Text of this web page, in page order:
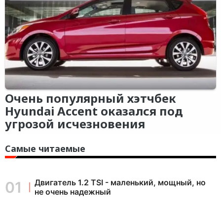
Очень популярный хэтчбек
Hyundai Accent оказался под
угрозой исчезновения
Самые читаемые
Двигатель 1.2 TSI - маленький, мощный, но
не очень надежный